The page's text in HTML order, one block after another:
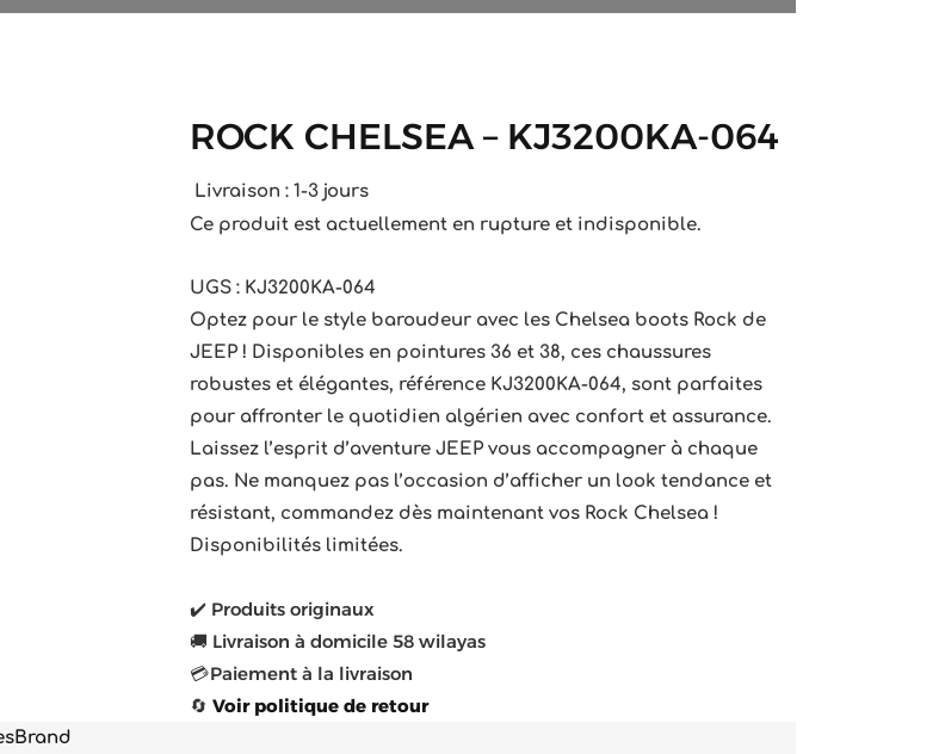
ROCK CHELSEA – KJ3200KA-064
Livraison : 1-3 jours
Ce produit est actuellement en rupture et indisponible.
UGS : KJ3200KA-064
Optez pour le style baroudeur avec les Chelsea boots Rock de
JEEP ! Disponibles en pointures 36 et 38, ces chaussures
robustes et élégantes, référence KJ3200KA-064, sont parfaites
pour affronter le quotidien algérien avec confort et assurance.
Laissez l’esprit d’aventure JEEP vous accompagner à chaque
pas. Ne manquez pas l’occasion d’afficher un look tendance et
résistant, commandez dès maintenant vos Rock Chelsea !
Disponibilités limitées.
✔️ Produits originaux
🚚 Livraison à domicile 58 wilayas
💳 Paiement à la livraison
🔄 Voir politique de retour
Brand